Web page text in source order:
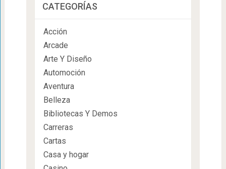
CATEGORÍAS
Acción
Arcade
Arte Y Diseño
Automoción
Aventura
Belleza
Bibliotecas Y Demos
Carreras
Cartas
Casa y hogar